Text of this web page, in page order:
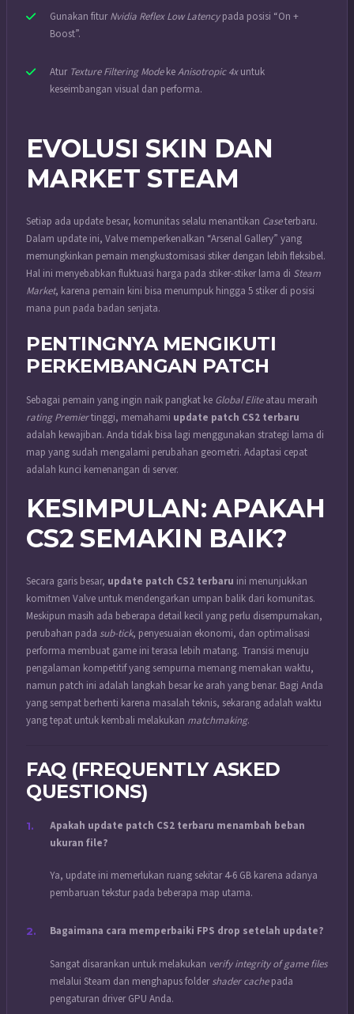
Gunakan fiturNvidia Reflex Low Latencypada posisi “On +
Boost”.
Atur Texture Filtering ModekeAnisotropic 4xuntuk
keseimbangan visual dan performa.
EVOLUSI SKIN DAN
MARKET STEAM
Setiap ada update besar, komunitas selalu menantikan Caseterbaru.
Dalam update ini, Valve memperkenalkan “Arsenal Gallery” yang
memungkinkan pemain mengkustomisasi stiker dengan lebih fleksibel.
Hal ini menyebabkan fluktuasi harga pada stiker-stiker lama di Steam
Market, karena pemain kini bisa menumpuk hingga 5 stiker di posisi
mana pun pada badan senjata.
PENTINGNYA MENGIKUTI
PERKEMBANGAN PATCH
Sebagai pemain yang ingin naik pangkat ke Global Eliteatau meraih
rating Premiertinggi, memahami update patch CS2 terbaru
adalah kewajiban. Anda tidak bisa lagi menggunakan strategi lama di
map yang sudah mengalami perubahan geometri. Adaptasi cepat
adalah kunci kemenangan di server.
KESIMPULAN: APAKAH
CS2 SEMAKIN BAIK?
Secara garis besar, update patch CS2 terbaru ini menunjukkan
komitmen Valve untuk mendengarkan umpan balik dari komunitas.
Meskipun masih ada beberapa detail kecil yang perlu disempurnakan,
perubahan pada sub-tick, penyesuaian ekonomi, dan optimalisasi
performa membuat game ini terasa lebih matang. Transisi menuju
pengalaman kompetitif yang sempurna memang memakan waktu,
namun patch ini adalah langkah besar ke arah yang benar. Bagi Anda
yang sempat berhenti karena masalah teknis, sekarang adalah waktu
yang tepat untuk kembali melakukan matchmaking.
FAQ (FREQUENTLY ASKED
QUESTIONS)
Apakah update patch CS2 terbaru menambah beban
ukuran file?
Ya, update ini memerlukan ruang sekitar 4-6 GB karena adanya
pembaruan tekstur pada beberapa map utama.
Bagaimana cara memperbaiki FPS drop setelah update?
Sangat disarankan untuk melakukan verify integrity of game files
melalui Steam dan menghapus foldershader cachepada
pengaturan driver GPU Anda.